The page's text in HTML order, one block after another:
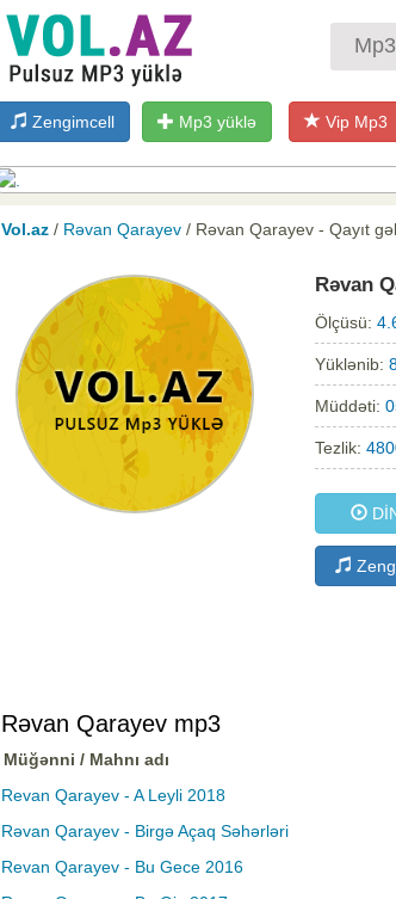
Zengimcell Mp3 yüklə Vip Mp3
Vol.az / Rəvan Qarayev / Rəvan Qarayev - Qayıt gəl
Rəvan
Ölçüsü:
Yüklənib:
Müddəti:
Tezlik:
Rəvan Qarayev mp3
Müğənni / Mahnı adı
Revan Qarayev - A Leyli 2018
Rəvan Qarayev - Birgə Açaq Səhərləri
Revan Qarayev - Bu Gece 2016